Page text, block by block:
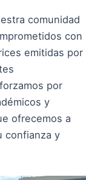
comunidad
con
emitidas por
por
y
ofrecemos a
confianza y